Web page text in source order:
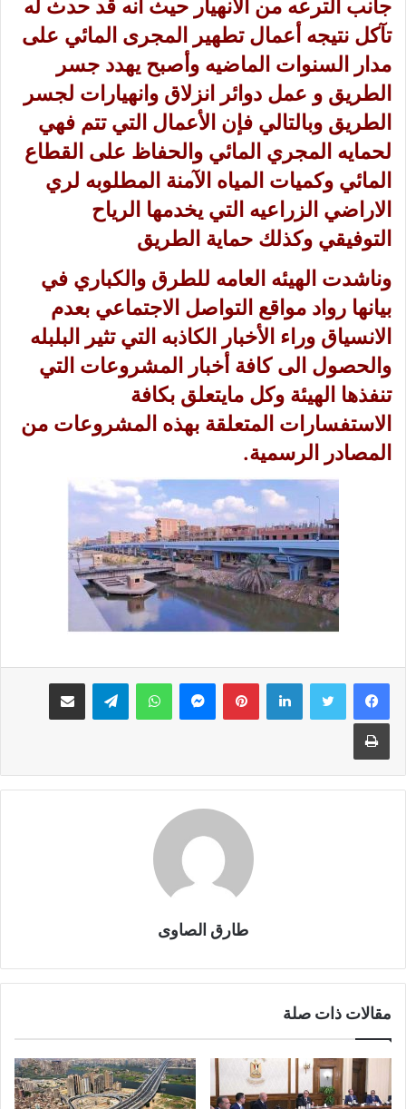
جانب الترعه من الانهيار حيث أنه قد حدث له
تآكل نتيجه أعمال تطهير المجرى المائي على
مدار السنوات الماضيه وأصبح يهدد جسر
الطريق و عمل دوائر انزلاق وانهيارات لجسر
الطريق وبالتالي فإن الأعمال التي تتم فهي
لحمايه المجري المائي والحفاظ على القطاع
المائي وكميات المياه الآمنة المطلوبه لري
الاراضي الزراعيه التي يخدمها الرياح
التوفيقي وكذلك حماية الطريق
وناشدت الهيئه العامه للطرق والكباري في
بيانها رواد مواقع التواصل الاجتماعي بعدم
الانسياق وراء الأخبار الكاذبه التي تثير البلبله
والحصول الى كافة أخبار المشروعات التي
تنفذها الهيئة وكل مايتعلق بكافة
الاستفسارات المتعلقة بهذه المشروعات من
المصادر الرسمية.
لينكدإن بينتيريستماسنجر واتساب تيلقرام مشاركة عبر البريد
طباعة
طارق الصاوى
مقالات ذات صلة